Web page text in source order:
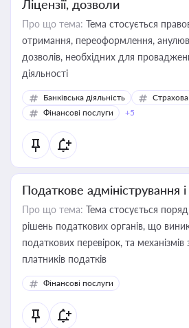
Ліцензії, дозволи
Про що тема: Тема стосується
отримання, переоформлення,
дозволів, необхідних для
діяльності
Банківська діяльність
Страхова
Фінансові послуги
+5
Податкове адміністрування
Про що тема: Тема стосується
рішень податкових органів, що
податкових перевірок, та механізмів
платників податків
Фінансові послуги